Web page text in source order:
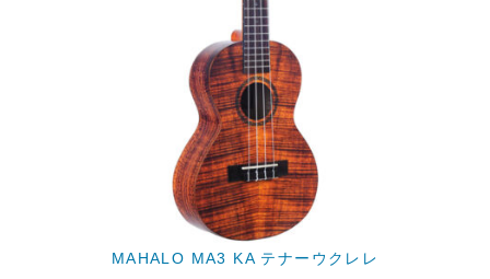
MAHALO MA3 KA テナーウクレレ